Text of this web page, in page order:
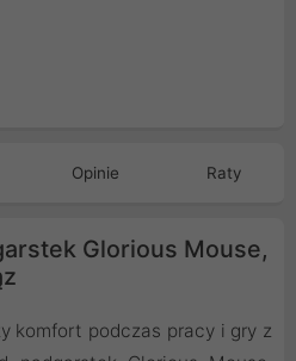
Opinie Raty
Glorious Mouse,
komfort podczas pracy i gry z